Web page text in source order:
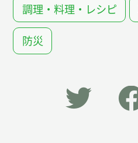
調理・料理・レシピ
防災